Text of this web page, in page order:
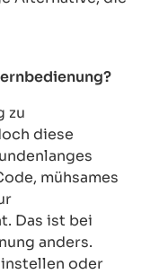
zu
diese
mühsames
Das ist bei
anders.
oder